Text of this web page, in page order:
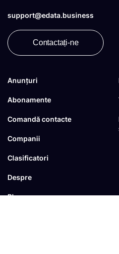
Anunțuri
Abonamente
Comandă contacte
Companii
Clasificatori
Despre
Blog
support@edata.business
Contactați-ne